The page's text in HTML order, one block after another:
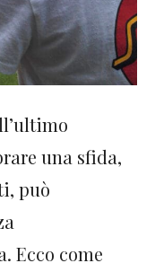
una sfida,
può
Ecco come